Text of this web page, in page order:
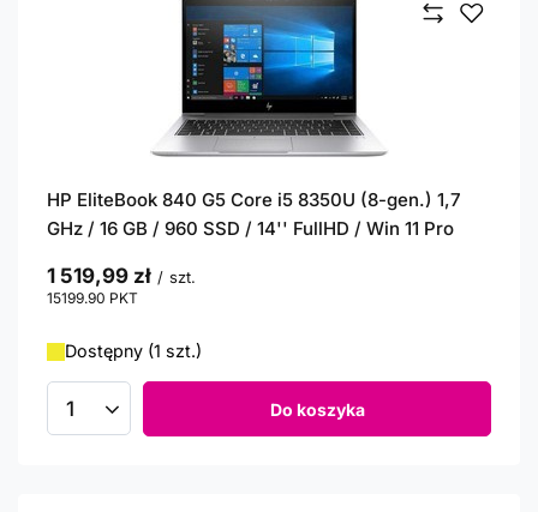
HP EliteBook 840 G5 Core i5 8350U (8-gen.) 1,7
GHz / 16 GB / 960 SSD / 14'' FullHD / Win 11 Pro
1 519,99 zł / szt.
15199.90 PKT
Dostępny (1 szt.)
Ilość produktów Do koszyka